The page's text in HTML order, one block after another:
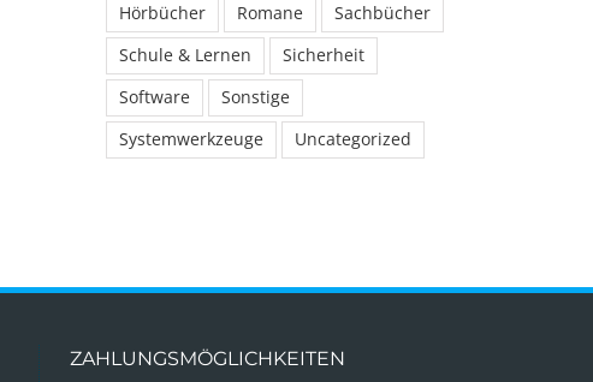
Hörbücher
Romane
Sachbücher
Schule & Lernen
Sicherheit
Software
Sonstige
Systemwerkzeuge
Uncategorized
ZAHLUNGSMÖGLICHKEITEN